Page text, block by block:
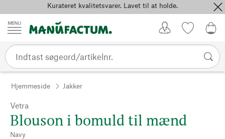
Spring til indholdKurateret kvalitetsvarer. Lavet til at holde.
Hjemmeside Jakker
Vetra
Blouson i bomuld til mænd
Navy